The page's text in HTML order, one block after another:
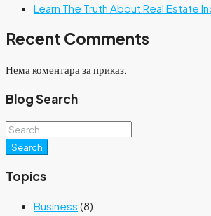
Learn The Truth About Real Estate
Recent Comments
Нема коментара за приказ.
Blog Search
Search
Topics
Business (8)